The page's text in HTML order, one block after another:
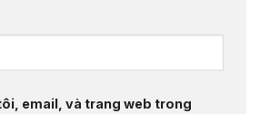
email, và trang web trong